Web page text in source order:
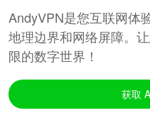
AndyVPN是您互联网体
地理边界和网络屏障。
限的数字世界！
获取